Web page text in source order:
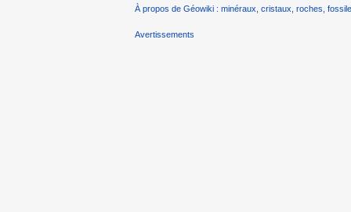
À propos de Géowiki : minéraux, cristaux, roches,
Avertissements